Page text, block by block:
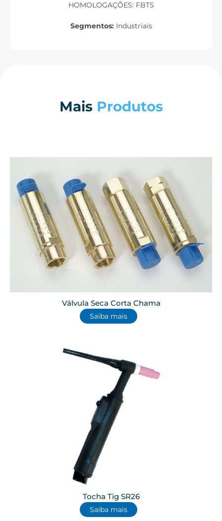
HOMOLOGAÇÕES: FBTS
Segmentos:Industriais
Mais Produtos
Válvula Seca Corta Chama
Saiba mais
Tocha Tig SR26
Saiba mais